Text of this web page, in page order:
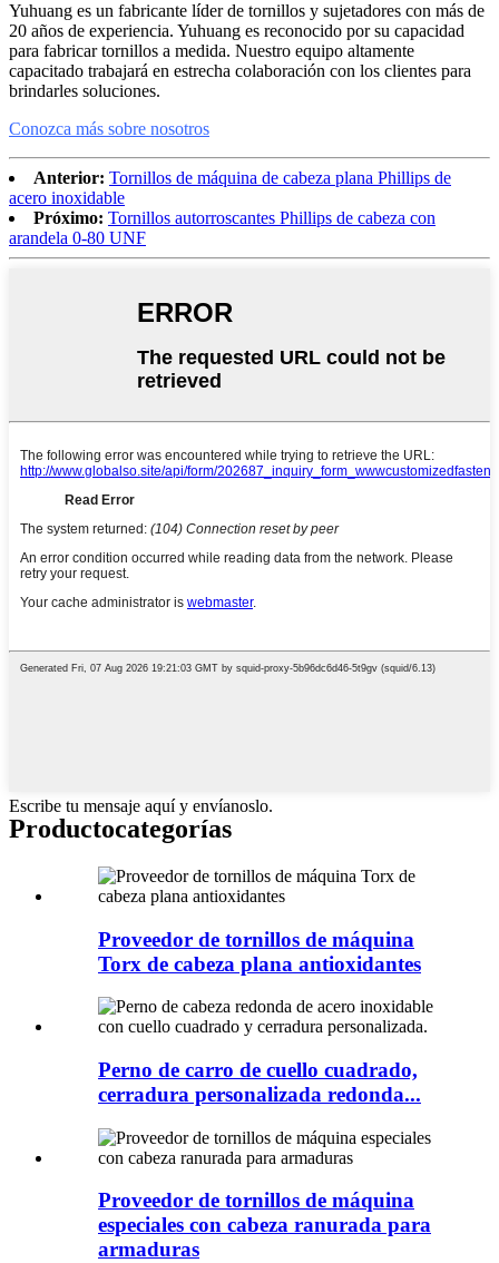
Yuhuang es un fabricante líder de tornillos y sujetadores con más de
20 años de experiencia. Yuhuang es reconocido por su capacidad
para fabricar tornillos a medida. Nuestro equipo altamente
capacitado trabajará en estrecha colaboración con los clientes para
brindarles soluciones.
Conozca más sobre nosotros
Anterior: Tornillos de máquina de cabeza plana Phillips de
acero inoxidable
Próximo: Tornillos autorroscantes Phillips de cabeza con
arandela 0-80 UNF
Escribe tu mensaje aquí y envíanoslo.
Productocategorías
Proveedor de tornillos de máquina
Torx de cabeza plana antioxidantes
Perno de carro de cuello cuadrado,
cerradura personalizada redonda...
Proveedor de tornillos de máquina
especiales con cabeza ranurada para
armaduras